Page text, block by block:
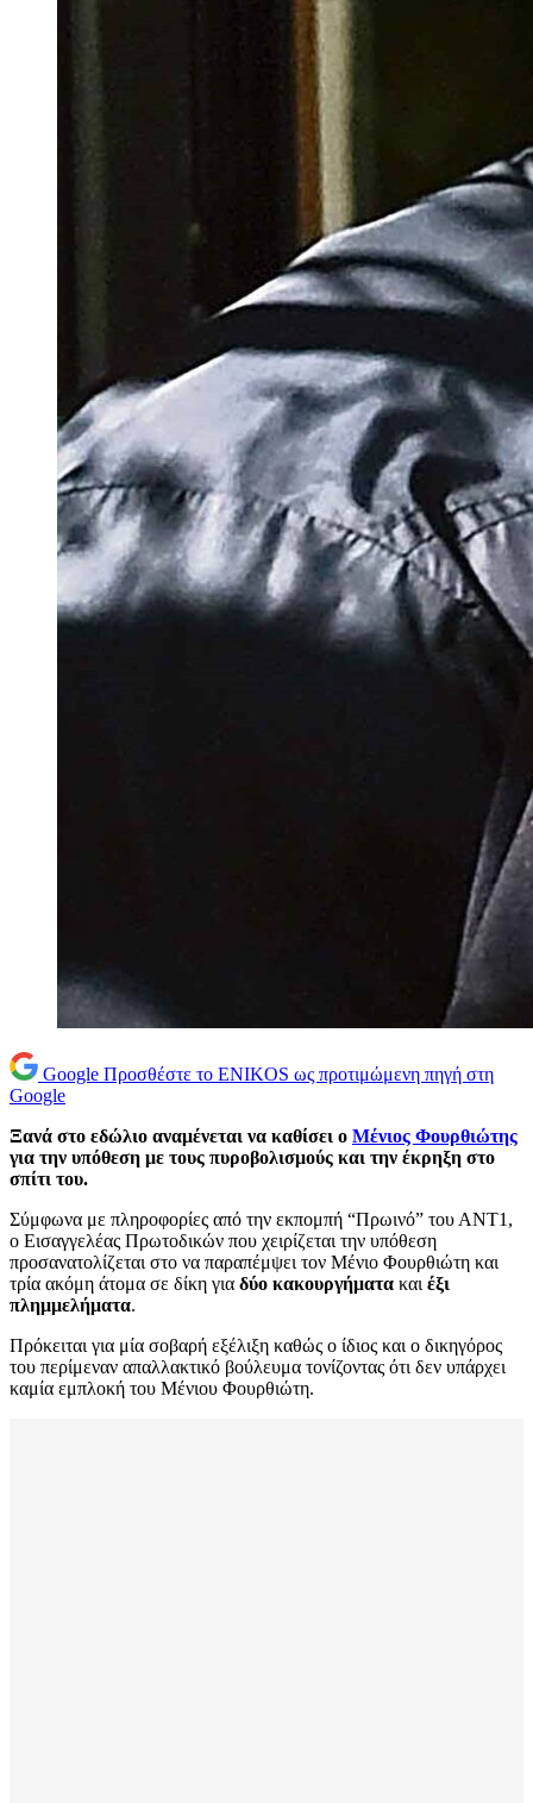
Google Προσθέστε το ENIKOS ως προτιμώμενη πηγή στη
Google
Ξανά στο εδώλιο αναμένεται να καθίσει ο Μένιος Φουρθιώτης
για την υπόθεση με τους πυροβολισμούς και την έκρηξη στο
σπίτι του.
Σύμφωνα με πληροφορίες από την εκπομπή “Πρωινό” του ΑΝΤ1,
ο Εισαγγελέας Πρωτοδικών που χειρίζεται την υπόθεση
προσανατολίζεται στο να παραπέμψει τον Μένιο Φουρθιώτη και
τρία ακόμη άτομα σε δίκη για δύο κακουργήματα και έξι
πλημμελήματα.
Πρόκειται για μία σοβαρή εξέλιξη καθώς ο ίδιος και ο δικηγόρος
του περίμεναν απαλλακτικό βούλευμα τονίζοντας ότι δεν υπάρχει
καμία εμπλοκή του Μένιου Φουρθιώτη.